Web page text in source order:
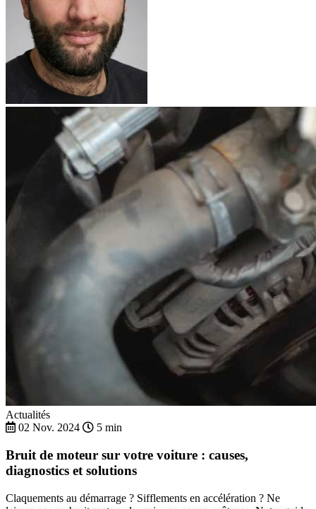
Actualités
02 Nov. 2024
5 min
Bruit de moteur sur votre voiture : causes,
diagnostics et solutions
Claquements au démarrage ? Sifflements en accélération ? Ne